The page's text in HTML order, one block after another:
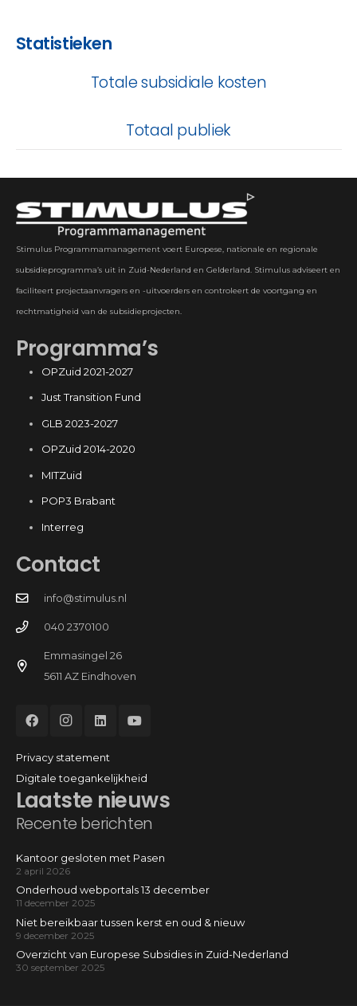
Statistieken
Totale subsidiale kosten
Totaal publiek
Stimulus Programmamanagement voert Europese, nationale en regionale
subsidieprogramma’s uit in Zuid-Nederland en Gelderland. Stimulus adviseert en
faciliteert projectaanvragers en -uitvoerders en controleert de voortgang en
rechtmatigheid van de subsidieprojecten.
Programma’s
OPZuid 2021-2027
Just Transition Fund
GLB 2023-2027
OPZuid 2014-2020
MITZuid
POP3 Brabant
Interreg
Laatste nieuws
Recente berichten
Kantoor gesloten met Pasen
2 april 2026
Onderhoud webportals 13 december
11 december 2025
Niet bereikbaar tussen kerst en oud & nieuw
9 december 2025
Overzicht van Europese Subsidies in Zuid-Nederland
30 september 2025
Contact
info@stimulus.nl
040 2370100
Emmasingel 26
5611 AZ Eindhoven
Privacy statement
Digitale toegankelijkheid